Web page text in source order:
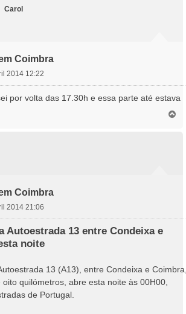
Carol
Coimbra
2014 12:22
por volta das 17.30h e essa parte até estava
Coimbra
2014 21:06
Autoestrada 13 entre Condeixa e
noite
13 (A13), entre Condeixa e
quilómetros, abre esta noite às 00H00,
de Portugal.